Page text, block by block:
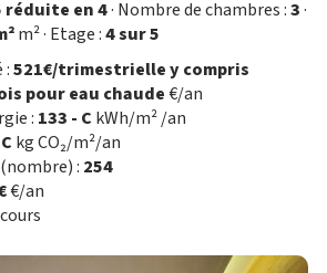
réduite en 4· Nombre de chambres :3·
m² · Etage :4 sur 5
:521€/trimestrielle y compris
pour eau chaude€/an
: 133 - C kWh/m² /an
kg CO₂/m²/an
: 254
€/an